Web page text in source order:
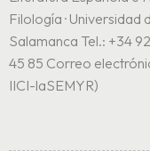
Filología · Universidad
Salamanca Tel.: +34
45 85 Correo
IICI-laSEMYR)